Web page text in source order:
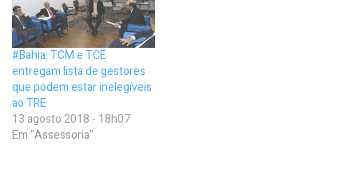
#Bahia: TCM e TCE
entregam lista de gestores
que podem estar inelegíveis
ao TRE
13 agosto 2018 - 18h07
Em "Assessoria"